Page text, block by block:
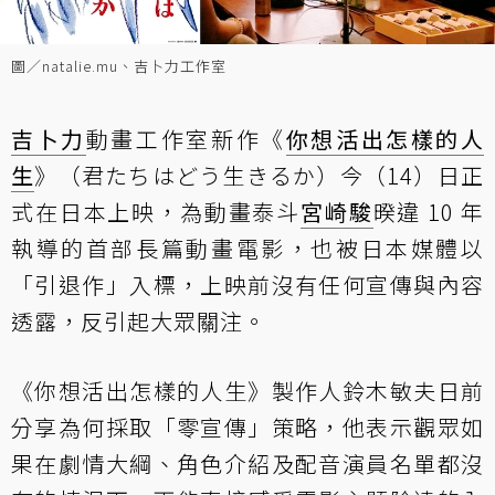
圖／natalie.mu、吉卜力工作室
吉卜力動畫工作室新作《你想活出怎樣的人
生》（君たちはどう生きるか）今（14）日正
式在日本上映，為動畫泰斗宮崎駿暌違 10 年
執導的首部長篇動畫電影，也被日本媒體以
「引退作」入標，上映前沒有任何宣傳與內容
透露，反引起大眾關注。
《你想活出怎樣的人生》製作人鈴木敏夫日前
分享為何採取「零宣傳」策略，他表示觀眾如
果在劇情大綱、角色介紹及配音演員名單都沒